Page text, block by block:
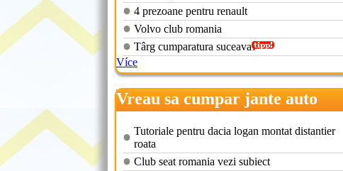
4 prezoane pentru renault
Volvo club romania
Târg cumparatura suceava
Více
Vreau sa cumpar jante auto
Tutoriale pentru dacia logan montat distantier
roata
Club seat romania vezi subiect